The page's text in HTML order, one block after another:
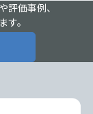
評価事例、
。